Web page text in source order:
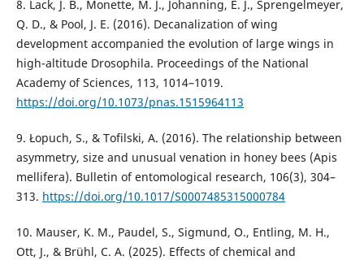
8. Lack, J. B., Monette, M. J., Johanning, E. J., Sprengelmeyer,
Q. D., & Pool, J. E. (2016). Decanalization of wing
development accompanied the evolution of large wings in
high-altitude Drosophila. Proceedings of the National
Academy of Sciences, 113, 1014–1019.
https://doi.org/10.1073/pnas.1515964113
9. Łopuch, S., & Tofilski, A. (2016). The relationship between
asymmetry, size and unusual venation in honey bees (Apis
mellifera). Bulletin of entomological research, 106(3), 304–
313. https://doi.org/10.1017/S0007485315000784
10. Mauser, K. M., Paudel, S., Sigmund, O., Entling, M. H.,
Ott, J., & Brühl, C. A. (2025). Effects of chemical and